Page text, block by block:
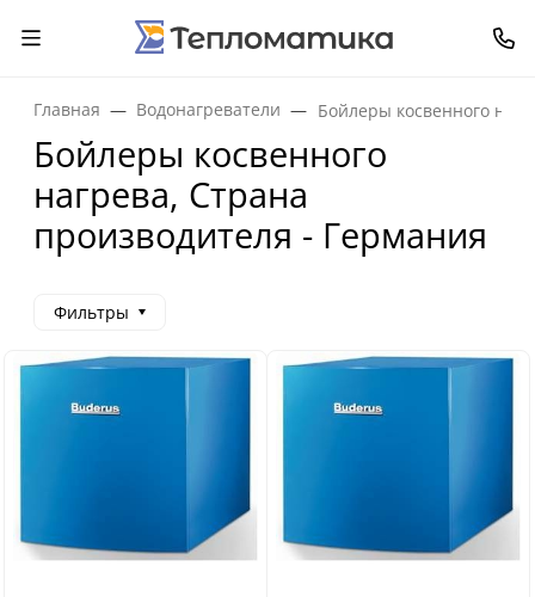
Главная Водонагреватели Бойлеры косвенного
Бойлеры косвенного
нагрева, Страна
производителя - Германия
Фильтры